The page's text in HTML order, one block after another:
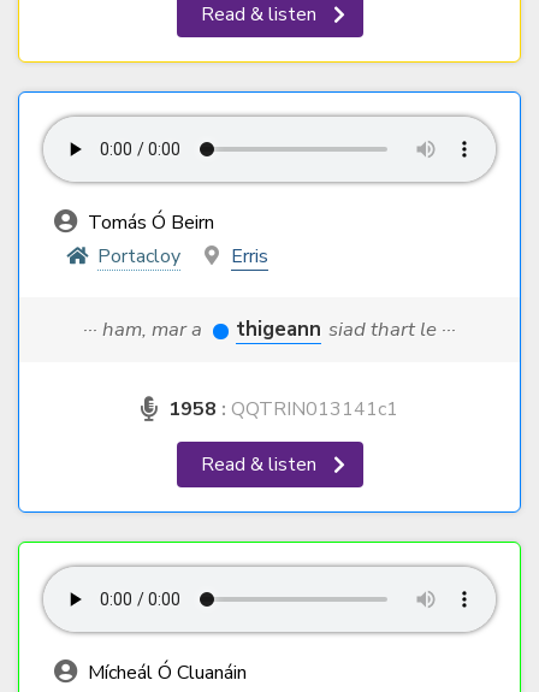
Read & listen
Tomás Ó Beirn
Portacloy
Erris
··· ham, mar a thigeann siad thart le ···
1958 : QQTRIN013141c1
Read & listen
Mícheál Ó Cluanáin